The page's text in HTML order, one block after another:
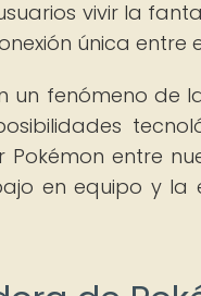
vivir la
única entre
un fenómeno
entre
en equipo y la